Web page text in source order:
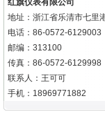
红旗仪表有限公司
地址：浙江省乐清市七里
电话：86-0572-6129003
邮编：313100
传真：86-0572-6129998
联系人：王可可
手机：18969771882